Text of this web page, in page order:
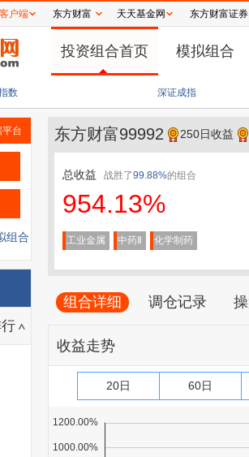
户端 东方财富 天天基金网 东方财富证券
投资组合首页 模拟组合
数 深证成指
票 持续推动本土技术创新 维智捷全面赋能中国汽车
台
组合
东方财富99992 250日收益
总收益 战胜了99.88%的组合
954.13%
工业金属 中药Ⅱ 化学制药
组合详细 调仓记录
收益走势
20日 60日